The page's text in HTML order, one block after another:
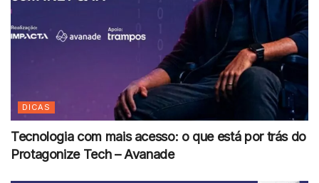
DICAS
Tecnologia com mais acesso: o que está por trás do
Protagonize Tech – Avanade